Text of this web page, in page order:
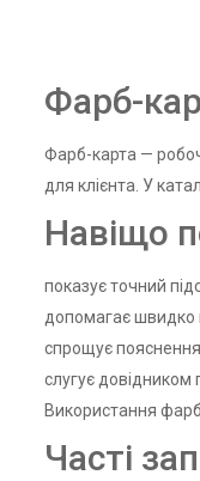
Фарб-
Фарб-карта —
для клієнта. У
Навіщо
показує точний
допомагає швидко
спрощує пояснення
слугує довідником
Використання
Часті